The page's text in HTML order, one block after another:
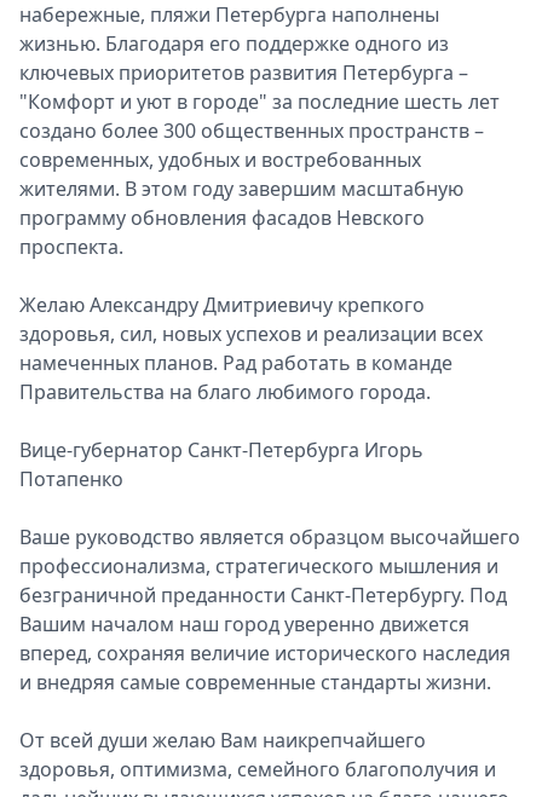
набережные, пляжи Петербурга наполнены
жизнью. Благодаря его поддержке одного из
ключевых приоритетов развития Петербурга –
"Комфорт и уют в городе" за последние шесть лет
создано более 300 общественных пространств –
современных, удобных и востребованных
жителями. В этом году завершим масштабную
программу обновления фасадов Невского
проспекта.
Желаю Александру Дмитриевичу крепкого
здоровья, сил, новых успехов и реализации всех
намеченных планов. Рад работать в команде
Правительства на благо любимого города.
Вице-губернатор Санкт-Петербурга Игорь
Потапенко
Ваше руководство является образцом высочайшего
профессионализма, стратегического мышления и
безграничной преданности Санкт-Петербургу. Под
Вашим началом наш город уверенно движется
вперед, сохраняя величие исторического наследия
и внедряя самые современные стандарты жизни.
От всей души желаю Вам наикрепчайшего
здоровья, оптимизма, семейного благополучия и